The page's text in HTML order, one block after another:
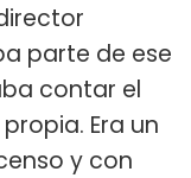
parte de ese
contar el
Era un
y con